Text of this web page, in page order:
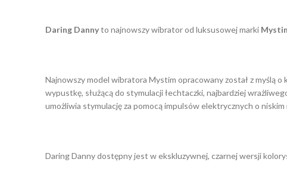
Daring Dannyto najnowszy wibrator od luksusowej marki
Najnowszy model wibratora Mystim opracowany został z myślą
wypustkę, służącą do stymulacji łechtaczki, najbardziej
umożliwia stymulację za pomocą impulsów elektrycznych o niskim
Daring Danny dostępny jest w ekskluzywnej, czarnej wersji